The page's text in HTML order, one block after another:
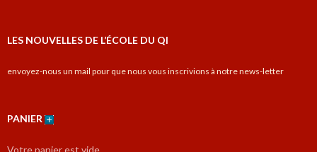
LES NOUVELLES DE L’ÉCOLE DU QI
envoyez-nous un mail pour que nous vous inscrivions à notre news-letter
PANIER
Votre panier est vide